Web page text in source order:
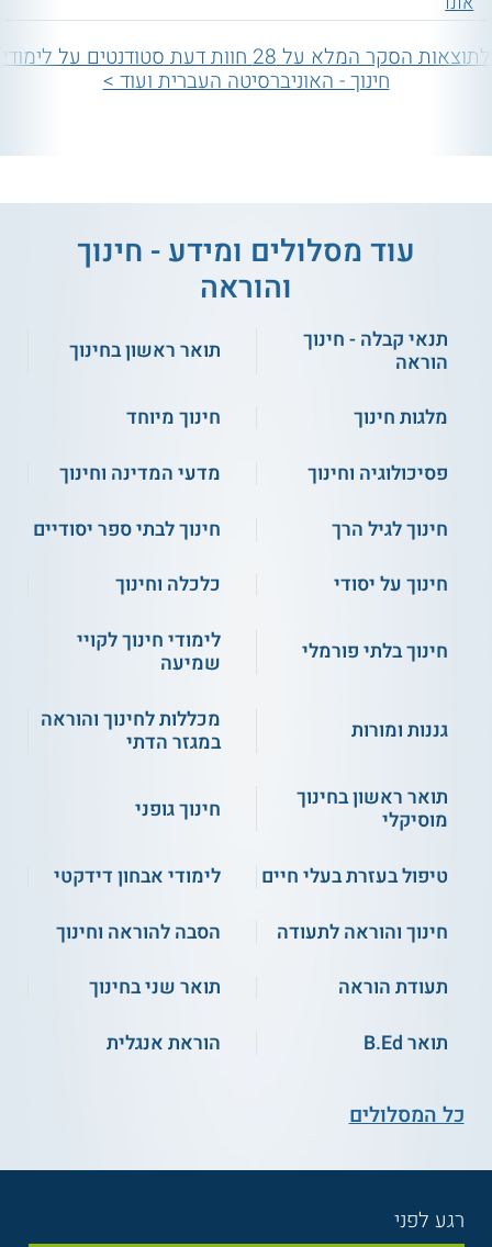
לתוצאות הסקר המלא על 28 חוות דעת סטודנטים על לימודי
חינוך - האוניברסיטה העברית ועוד >
עוד מסלולים ומידע - חינוך
והוראה
תנאי קבלה - חינוך
הוראה
תואר ראשון בחינוך
מלגות חינוך
חינוך מיוחד
פסיכולוגיה וחינוך
מדעי המדינה וחינוך
חינוך לגיל הרך
חינוך לבתי ספר יסודיים
חינוך על יסודי
כלכלה וחינוך
חינוך בלתי פורמלי
לימודי חינוך לקויי
שמיעה
גננות ומורות
מכללות לחינוך והוראה
במגזר הדתי
תואר ראשון בחינוך
מוסיקלי
חינוך גופני
טיפול בעזרת בעלי חיים
לימודי אבחון דידקטי
חינוך והוראה לתעודה
הסבה להוראה וחינוך
תעודת הוראה
תואר שני בחינוך
תואר B.Ed
הוראת אנגלית
כל המסלולים
רגע לפני